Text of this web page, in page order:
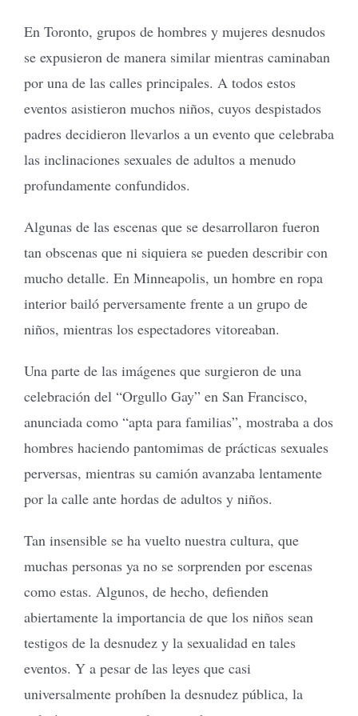
En Toronto, grupos de hombres y mujeres desnudos
se expusieron de manera similar mientras caminaban
por una de las calles principales. A todos estos
eventos asistieron muchos niños, cuyos despistados
padres decidieron llevarlos a un evento que celebraba
las inclinaciones sexuales de adultos a menudo
profundamente confundidos.
Algunas de las escenas que se desarrollaron fueron
tan obscenas que ni siquiera se pueden describir con
mucho detalle. En Minneapolis, un hombre en ropa
interior bailó perversamente frente a un grupo de
niños, mientras los espectadores vitoreaban.
Una parte de las imágenes que surgieron de una
celebración del “Orgullo Gay” en San Francisco,
anunciada como “apta para familias”, mostraba a dos
hombres haciendo pantomimas de prácticas sexuales
perversas, mientras su camión avanzaba lentamente
por la calle ante hordas de adultos y niños.
Tan insensible se ha vuelto nuestra cultura, que
muchas personas ya no se sorprenden por escenas
como estas. Algunos, de hecho, defienden
abiertamente la importancia de que los niños sean
testigos de la desnudez y la sexualidad en tales
eventos. Y a pesar de las leyes que casi
universalmente prohíben la desnudez pública, la